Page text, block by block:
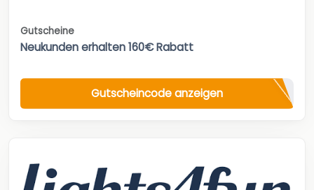
Gutscheine
Neukunden erhalten 160€ Rabatt
Gutscheincode anzeigen